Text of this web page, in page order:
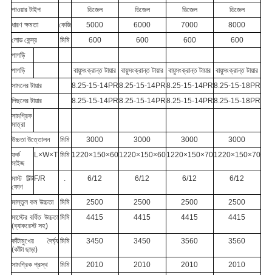
পাওয়ার টাইপ
ডিজেল ডিজেল ডিজেল
ডিজেল
ধারণ ক্ষমতা
কেজি 5000 6000 7000
8000
লোড কেন্দ্র
মিমি 600 600 600
600
পাগড়ি
পাগড়ি
বায়ুসংক্রান্ত টায়ার বায়ুসংক্রান্ত টায়ার বায়ুসংক্রান্ত টায়ার
বায়ুসংক্রান্ত টায়ার
সামনের টায়ার
8.25-15-14PR8.25-15-14PR8.25-15-14PR8.25-15-18PR
পিছনের টায়ার
8.25-15-14PR8.25-15-14PR8.25-15-14PR8.25-15-18PR
সামগ্রিক
মাত্রা
উচ্চতা উত্তোলন
মিমি 3000 3000 3000
3000
ফর্ক
সাইজ
L×W×T মিমি 1220×150×601220×150×601220×150×701220×150×70
মাস্ট টিল্ট
কোণ
F/R . 6/12 6/12 6/12 6/12
মাস্তুল কম উচ্চতা মিমি 2500 2500 2500
2500
মাস্টের বর্ধিত উচ্চতা
(ব্যাকরেস্ট সহ)
মিমি 4415 4415 4415 4415
কাঁটামুখের দৈর্ঘ্য
(কাঁটা ছাড়া)
মিমি 3450 3450 3560 3560
সামগ্রিক প্রস্থ মিমি 2010 2010 2010
2010